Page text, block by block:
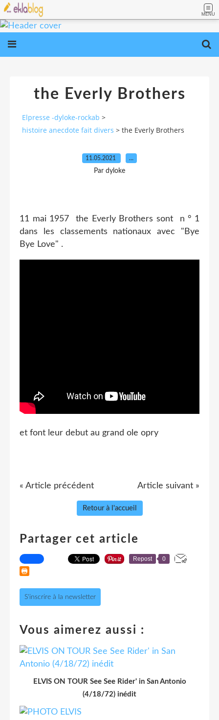
MENU
the Everly Brothers
Elpresse -dyloke-rockab >
histoire anecdote fait divers > the Everly Brothers
11.05.2021 …
Par dyloke
11 mai 1957 the Everly Brothers sont n ° 1
dans les classements nationaux avec "Bye
Bye Love" .
et font leur debut au grand ole opry
« Article précédent Article suivant »
Retour à l'accueil
Partager cet article
Repost 0
S'inscrire à la newsletter
Vous aimerez aussi :
ELVIS ON TOUR See See Rider' in San Antonio
(4/18/72) inédit